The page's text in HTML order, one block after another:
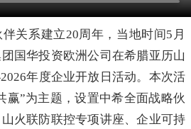
关系建立20周年，当地时间5月
国华投资欧洲公司在希腊亚历山
年度企业开放日活动。本次活
赢”为主题，设置中希全面战略伙
火联防联控专项讲座、企业可持